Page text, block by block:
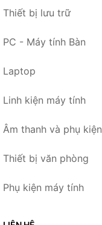
Thiết bị lưu trữ
PC - Máy tính Bàn
Laptop
Linh kiện máy tính
Âm thanh và phụ kiện
Thiết bị văn phòng
Phụ kiện máy tính